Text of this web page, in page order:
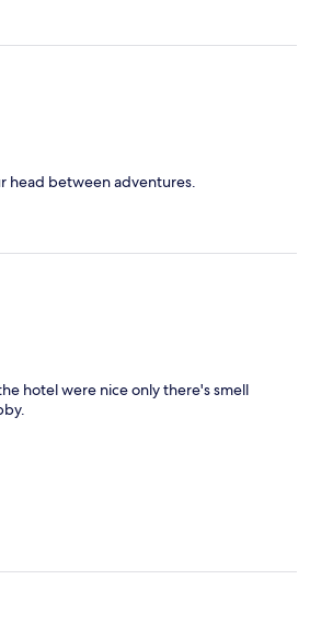
head between adventures.
hotel were nice only there's smell